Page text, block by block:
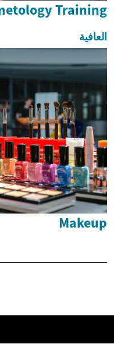
Training
العافية
Makeup